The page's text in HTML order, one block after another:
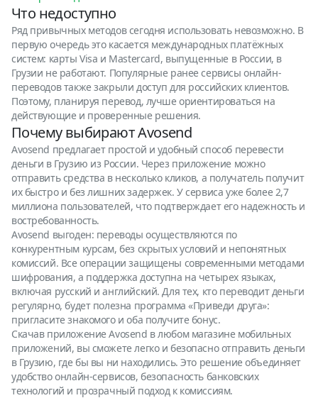
Что недоступно
Ряд привычных методов сегодня использовать невозможно. В
первую очередь это касается международных платёжных
систем: карты Visa и Mastercard, выпущенные в России, в
Грузии не работают. Популярные ранее сервисы онлайн-
переводов также закрыли доступ для российских клиентов.
Поэтому, планируя перевод, лучше ориентироваться на
действующие и проверенные решения.
Почему выбирают Avosend
Avosend предлагает простой и удобный способ перевести
деньги в Грузию из России. Через приложение можно
отправить средства в несколько кликов, а получатель получит
их быстро и без лишних задержек. У сервиса уже более 2,7
миллиона пользователей, что подтверждает его надежность и
востребованность.
Avosend выгоден: переводы осуществляются по
конкурентным курсам, без скрытых условий и непонятных
комиссий. Все операции защищены современными методами
шифрования, а поддержка доступна на четырех языках,
включая русский и английский. Для тех, кто переводит деньги
регулярно, будет полезна программа «Приведи друга»:
пригласите знакомого и оба получите бонус.
Скачав приложение Avosend в любом магазине мобильных
приложений, вы сможете легко и безопасно отправить деньги
в Грузию, где бы вы ни находились. Это решение объединяет
удобство онлайн-сервисов, безопасность банковских
технологий и прозрачный подход к комиссиям.